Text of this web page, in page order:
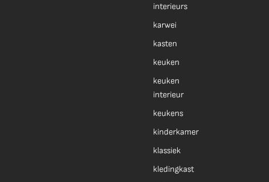
interieurs
karwei
kasten
keuken
keuken
interieur
keukens
kinderkamer
klassiek
kledingkast